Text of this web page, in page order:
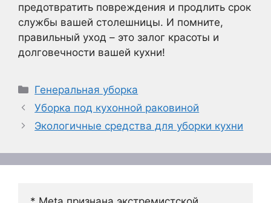
предотвратить повреждения и продлить срок
службы вашей столешницы. И помните,
правильный уход – это залог красоты и
долговечности вашей кухни!
Рубрики
Генеральная уборка
Уборка под кухонной раковиной
Экологичные средства для уборки кухни